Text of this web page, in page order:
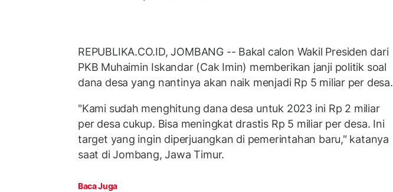
REPUBLIKA.CO.ID, JOMBANG -- Bakal calon Wakil Presiden dari
PKB Muhaimin Iskandar (Cak Imin) memberikan janji politik soal
dana desa yang nantinya akan naik menjadi Rp 5 miliar per desa.
"Kami sudah menghitung dana desa untuk 2023 ini Rp 2 miliar
per desa cukup. Bisa meningkat drastis Rp 5 miliar per desa. Ini
target yang ingin diperjuangkan di pemerintahan baru," katanya
saat di Jombang, Jawa Timur.
Baca Juga